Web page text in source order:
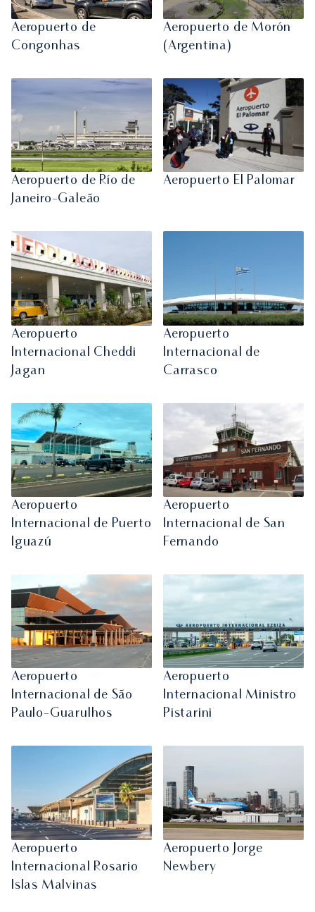
Aeropuerto de
Congonhas
Aeropuerto de Morón
(Argentina)
Aeropuerto de Río de
Janeiro-Galeão
Aeropuerto El Palomar
Aeropuerto
Internacional Cheddi
Jagan
Aeropuerto
Internacional de
Carrasco
Aeropuerto
Internacional de Puerto
Iguazú
Aeropuerto
Internacional de San
Fernando
Aeropuerto
Internacional de São
Paulo-Guarulhos
Aeropuerto
Internacional Ministro
Pistarini
Aeropuerto
Internacional Rosario
Islas Malvinas
Aeropuerto Jorge
Newbery